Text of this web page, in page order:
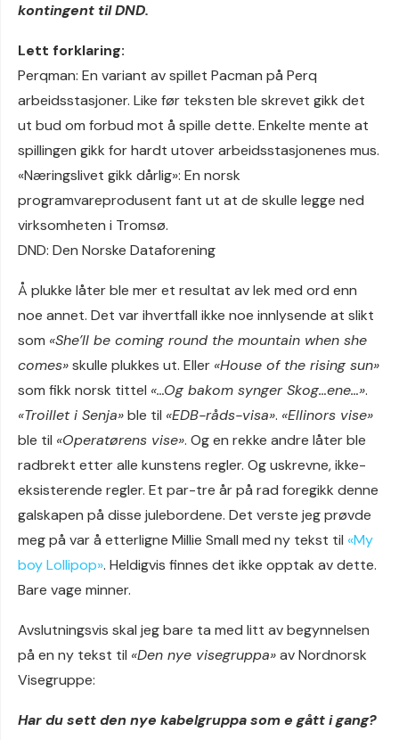
kontingent til DND.
Lett forklaring:
Perqman: En variant av spillet Pacman på Perq
arbeidsstasjoner. Like før teksten ble skrevet gikk det
ut bud om forbud mot å spille dette. Enkelte mente at
spillingen gikk for hardt utover arbeidsstasjonenes mus.
«Næringslivet gikk dårlig»: En norsk
programvareprodusent fant ut at de skulle legge ned
virksomheten i Tromsø.
DND: Den Norske Dataforening
Å plukke låter ble mer et resultat av lek med ord enn
noe annet. Det var ihvertfall ikke noe innlysende at slikt
som «She’ll be coming round the mountain when she
comes»skulle plukkes ut. Eller «House of the rising sun»
som fikk norsk tittel «…Og bakom synger Skog…ene…».
«Troillet i Senja»ble til «EDB-råds-visa». «Ellinors vise»
ble til «Operatørens vise». Og en rekke andre låter ble
radbrekt etter alle kunstens regler. Og uskrevne, ikke-
eksisterende regler. Et par-tre år på rad foregikk denne
galskapen på disse julebordene. Det verste jeg prøvde
meg på var å etterligne Millie Small med ny tekst til «My
boy Lollipop». Heldigvis finnes det ikke opptak av dette.
Bare vage minner.
Avslutningsvis skal jeg bare ta med litt av begynnelsen
på en ny tekst til «Den nye visegruppa»av Nordnorsk
Visegruppe:
Har du sett den nye kabelgruppa som e gått i gang?